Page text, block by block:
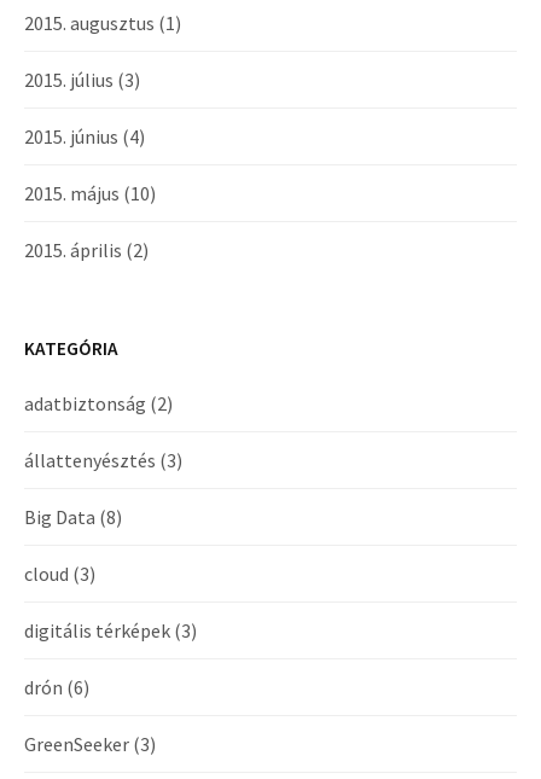
2015. augusztus (1)
2015. július (3)
2015. június (4)
2015. május (10)
2015. április (2)
KATEGÓRIA
adatbiztonság (2)
állattenyésztés (3)
Big Data (8)
cloud (3)
digitális térképek (3)
drón (6)
GreenSeeker (3)